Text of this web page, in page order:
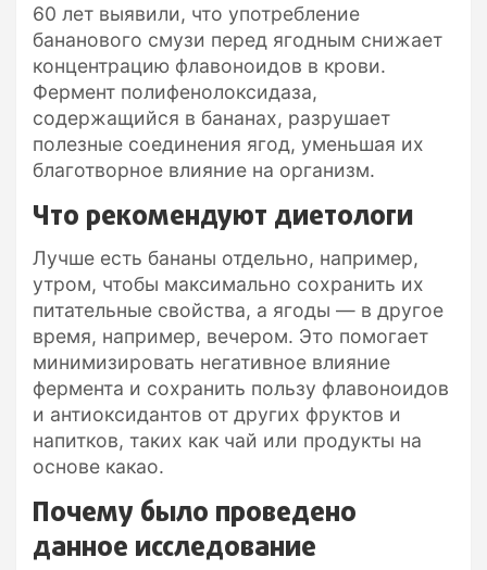
60 лет выявили, что употребление
бананового смузи перед ягодным снижает
концентрацию флавоноидов в крови.
Фермент полифенолоксидаза,
содержащийся в бананах, разрушает
полезные соединения ягод, уменьшая их
благотворное влияние на организм.
Что рекомендуют диетологи
Лучше есть бананы отдельно, например,
утром, чтобы максимально сохранить их
питательные свойства, а ягоды — в другое
время, например, вечером. Это помогает
минимизировать негативное влияние
фермента и сохранить пользу флавоноидов
и антиоксидантов от других фруктов и
напитков, таких как чай или продукты на
основе какао.
Почему было проведено
данное исследование